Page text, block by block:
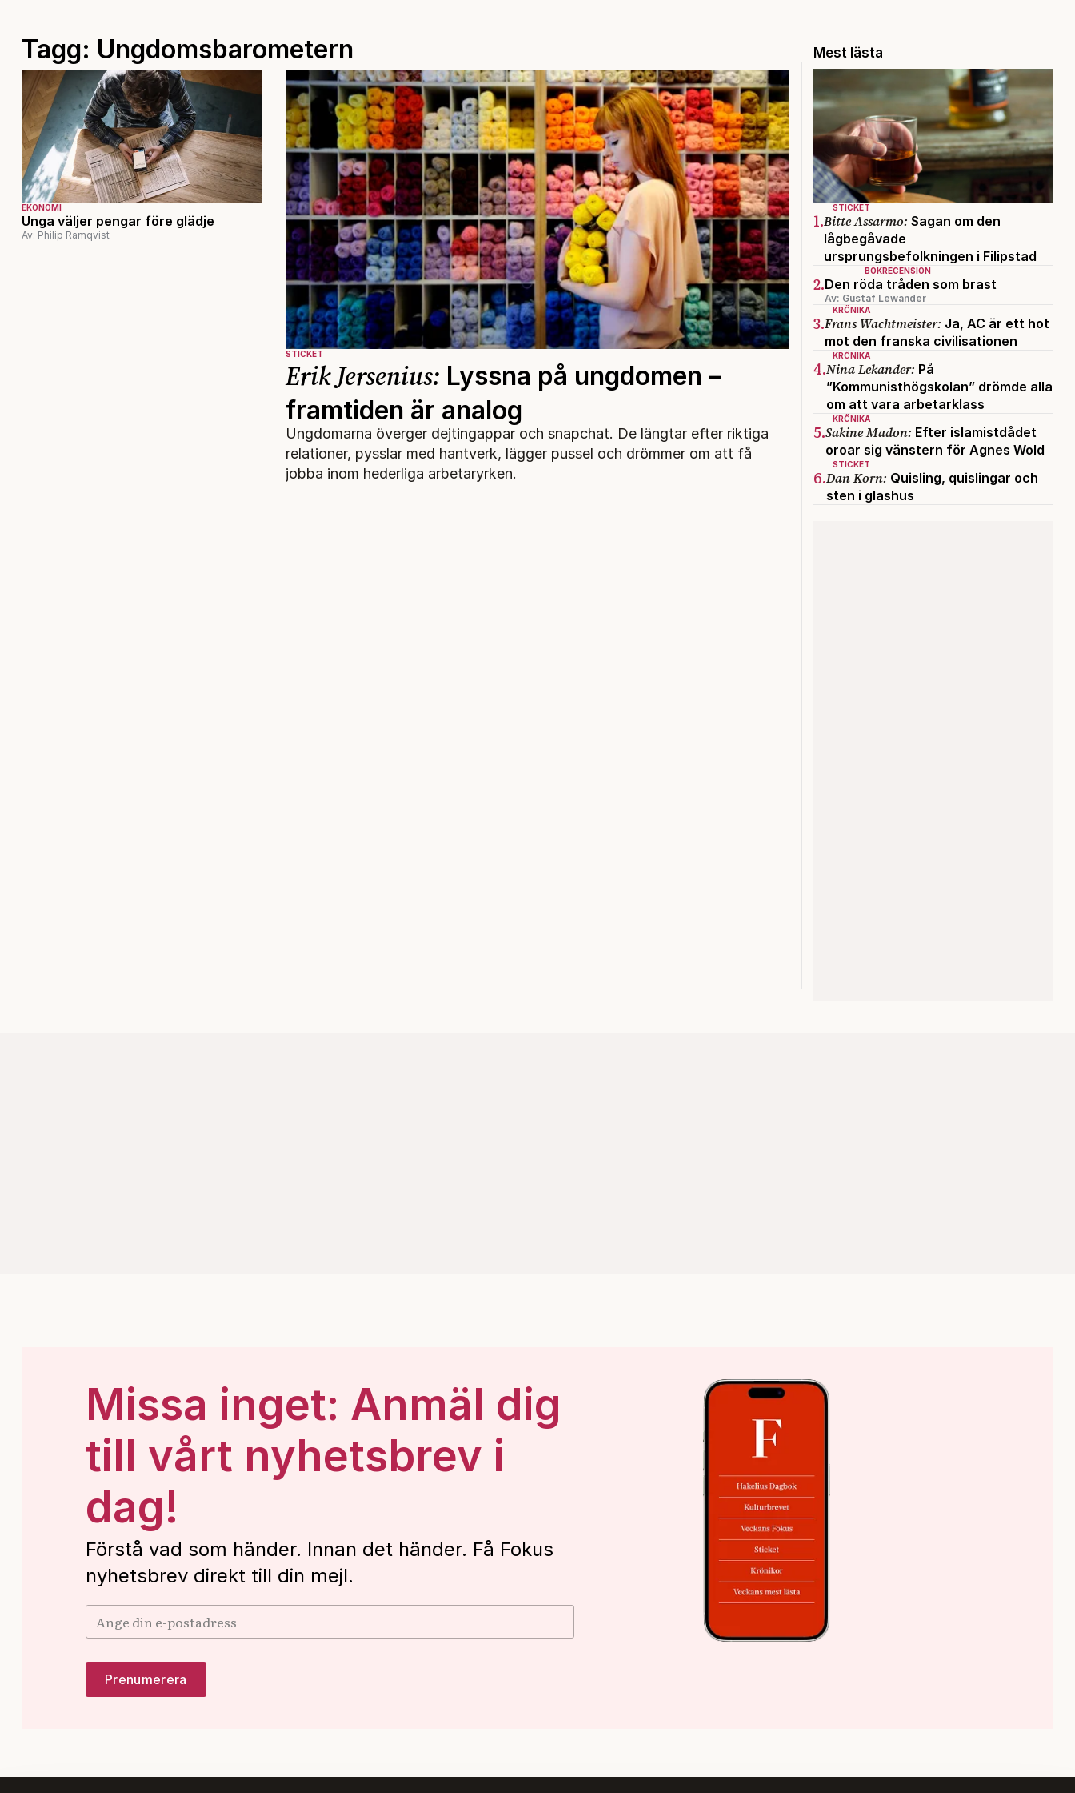
Tagg: Ungdomsbarometern
EKONOMI
Unga väljer pengar före glädje
Av: Philip Ramqvist
STICKET
Erik Jersenius: Lyssna på ungdomen –
framtiden är analog
Ungdomarna överger dejtingappar och snapchat. De längtar efter riktiga
relationer, pysslar med hantverk, lägger pussel och drömmer om att få
jobba inom hederliga arbetaryrken.
Mest lästa
STICKET
1.Bitte Assarmo: Sagan om den
lågbegåvade
ursprungsbefolkningen i Filipstad
BOKRECENSION
2.Den röda tråden som brast
Av: Gustaf Lewander
KRÖNIKA
3.Frans Wachtmeister: Ja, AC är ett hot
mot den franska civilisationen
KRÖNIKA
4.Nina Lekander: På
”Kommunisthögskolan” drömde alla
om att vara arbetarklass
KRÖNIKA
5.Sakine Madon: Efter islamistdådet
oroar sig vänstern för Agnes Wold
STICKET
6.Dan Korn: Quisling, quislingar och
sten i glashus
Missa inget: Anmäl dig
till vårt nyhetsbrev i
dag!
Förstå vad som händer. Innan det händer. Få Fokus
nyhetsbrev direkt till din mejl.